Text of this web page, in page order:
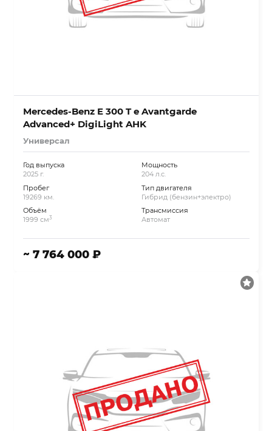
Mercedes-Benz E 300 T e Avantgarde
Advanced+ DigiLight AHK
Универсал
Год выпуска
2025 г.
Пробег
19269 км.
Объём
1999 см3
Мощность
204 л.с.
Тип двигателя
Гибрид (бензин+электро)
Трансмиссия
Автомат
~ 7 764 000 ₽